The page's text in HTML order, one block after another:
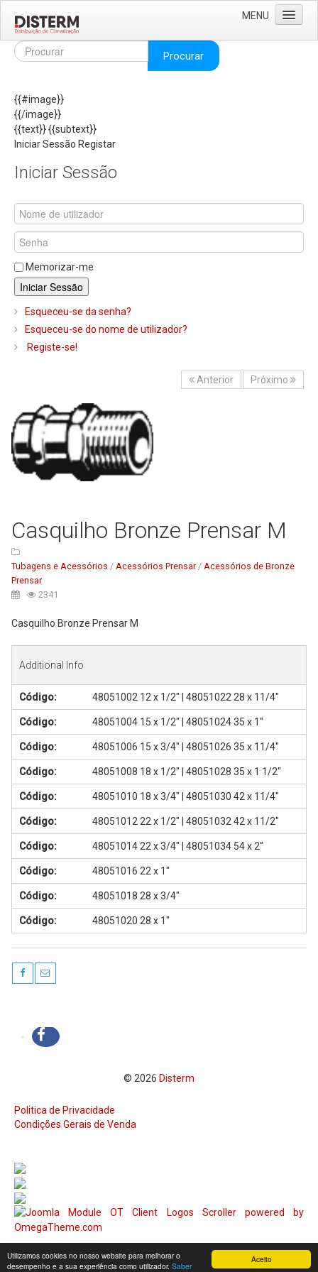
Aceito
Utilizamos cookies no nosso website para melhorar o
desempenho e a sua experiência como utilizador. Saber
MENU
Home
Áreas de Negócio
Missão e Valores
As Nossas Marcas
Recrutamento
Produtos
Solar
Termoacumuladores e Depósitos de Inércia
Ar Condicionado
Caldeiras e Queimadores
Biomassa
Piso Radiante
Radiadores e Ventiloconvetores
Depósitos de Gasóleo e Água
Regulação e Controlo
Bombas e Circuladores
Tubagens e Acessórios
Ferramentas
Permutadores de Placas
Serviços
Centro de Formação
Gabinete de Engenharia
Armazém e Logística
As Nossas Dicas
Novidades
Contactos
Procurar
{{#image}}
{{/image}}
{{text}}{{subtext}}
Iniciar Sessão Registar
Iniciar Sessão
Memorizar-me
Iniciar Sessão
Esqueceu-se da senha?
Esqueceu-se do nome de utilizador?
Registe-se!
Anterior Próximo
Casquilho Bronze Prensar M
Tubagens e Acessórios / Acessórios Prensar/ Acessórios de Bronze
Prensar
2341
Casquilho Bronze Prensar M
Additional Info
Código: 48051002 12 x 1/2" | 48051022 28 x 11/4"
Código: 48051004 15 x 1/2" | 48051024 35 x 1"
Código: 48051006 15 x 3/4" | 48051026 35 x 11/4"
Código: 48051008 18 x 1/2" | 48051028 35 x 1 1/2"
Código: 48051010 18 x 3/4" | 48051030 42 x 11/4"
Código: 48051012 22 x 1/2" | 48051032 42 x 11/2"
Código: 48051014 22 x 3/4" | 48051034 54 x 2"
Código: 48051016 22 x 1"
Código: 48051018 28 x 3/4"
Código: 48051020 28 x 1"
© 2026 Disterm
Politica de Privacidade
Condições Gerais de Venda